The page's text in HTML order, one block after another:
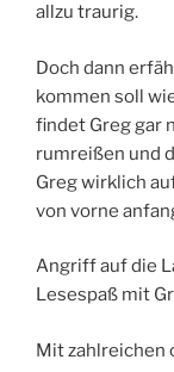
allzu traurig.
Doch dann
kommen soll
findet Greg gar
rumreißen und
Greg wirklich
von vorne
Angriff auf die
Lesespaß mit
Mit zahlreichen